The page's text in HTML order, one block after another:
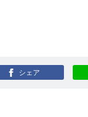
シェア